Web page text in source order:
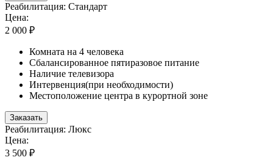
Реабилитация: Стандарт
Цена:
2 000 ₽
Комната на 4 человека
Сбалансированное пятиразовое питание
Наличие телевизора
Интервенция(при необходимости)
Местоположение центра в курортной зоне
Заказать
Реабилитация: Люкс
Цена:
3 500 ₽